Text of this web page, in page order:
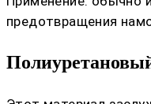
предотвращения